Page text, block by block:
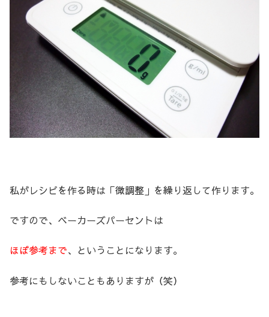
私がレシピを作る時は「微調整」を繰り返して作ります。
ですので、ベーカーズパーセントは
ほぼ参考まで、ということになります。
参考にもしないこともありますが（笑）